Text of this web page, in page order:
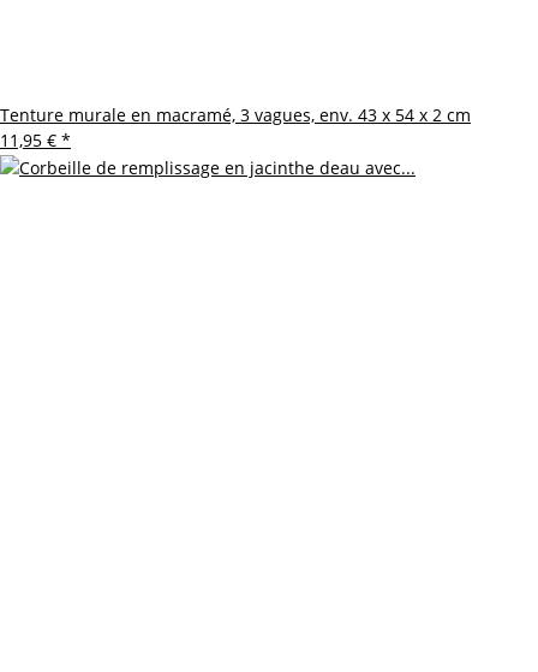
Tenture murale en macramé, 3 vagues, env. 43 x 54 x 2 cm
11,95 € *